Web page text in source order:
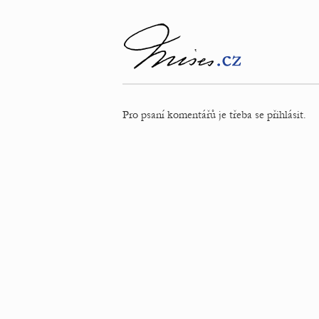
Pro psaní komentářů je třeba se přihlásit.